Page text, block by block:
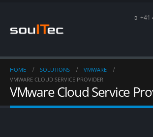
+41
HOME SOLUTIONS
VMWARE
VMWARE CLOUD SERVICE PROVIDER
VMware Cloud Service